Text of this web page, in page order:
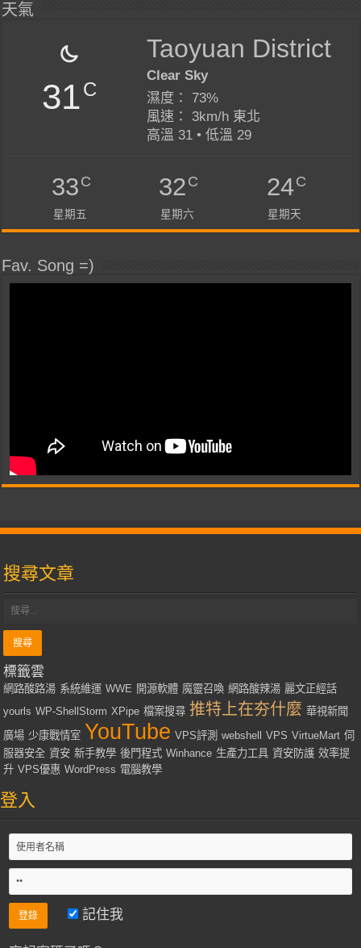
天氣
31C
Taoyuan District
Clear Sky
濕度： 73%
風速： 3km/h 東北
高溫 31 • 低溫 29
33C
星期五
32C
星期六
24C
星期天
Fav. Song =)
搜尋文章
標籤雲
網路酸路湯 系統維運 WWE 開源軟體 魔靈召喚 網路酸辣湯 麗文正經話
yourls WP-ShellStorm XPipe 檔案搜尋 推特上在夯什麼 華視新聞
廣場 少康戰情室 YouTube VPS評測 webshell VPS VirtueMart 伺
服器安全 資安 新手教學 後門程式 Winhance 生產力工具 資安防護 效率提
升 VPS優惠 WordPress 電腦教學
登入
記住我